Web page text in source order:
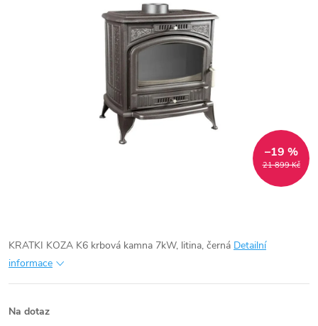
21 899 Kč
–19 %
KRATKI KOZA K6 krbová kamna 7kW, litina, černá Detailní
informace
Na dotaz